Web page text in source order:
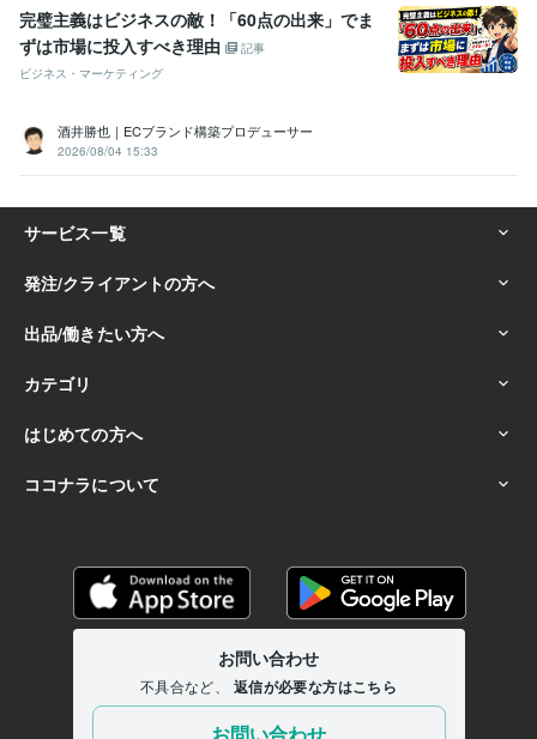
完璧主義はビジネスの敵！「60点の出来」でま
ずは市場に投入すべき理由
記事
ビジネス・マーケティング
酒井勝也｜ECブランド構築プロデューサー
2026/08/04 15:33